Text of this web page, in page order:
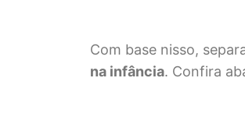
Com base nisso,
na infância. Confira